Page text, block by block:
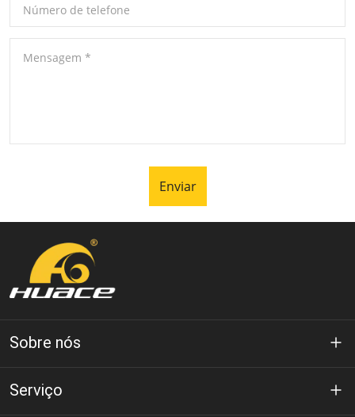
Número de telefone
Mensagem *
Enviar
Sobre nós
Sobre Huace
Serviço